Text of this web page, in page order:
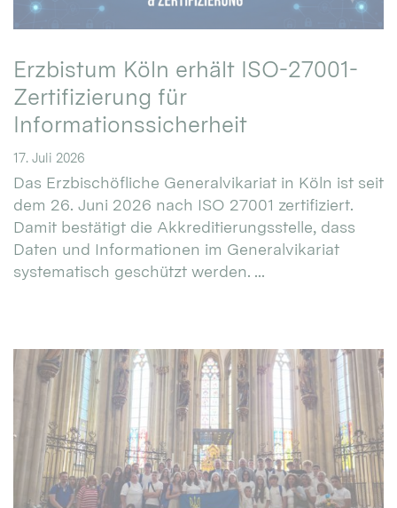
Erzbistum Köln erhält ISO-27001-
Zertifizierung für
Informationssicherheit
17. Juli 2026
Das Erzbischöfliche Generalvikariat in Köln ist seit
dem 26. Juni 2026 nach ISO 27001 zertifiziert.
Damit bestätigt die Akkreditierungsstelle, dass
Daten und Informationen im Generalvikariat
systematisch geschützt werden. ...